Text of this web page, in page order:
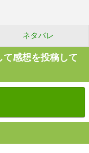
ネタバレ
感想を投稿して